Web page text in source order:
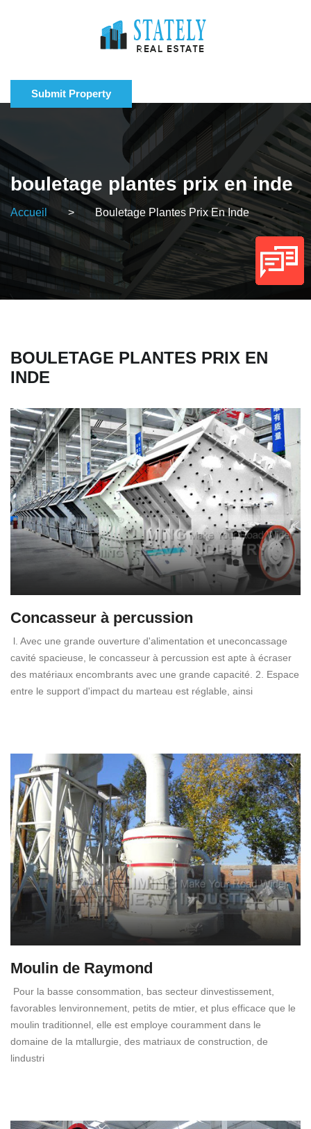
Submit Property
bouletage plantes prix en inde
Accueil > Bouletage Plantes Prix En Inde
BOULETAGE PLANTES PRIX EN
INDE
Concasseur à percussion
l. Avec une grande ouverture d'alimentation et uneconcassage
cavité spacieuse, le concasseur à percussion est apte à écraser
des matériaux encombrants avec une grande capacité. 2. Espace
entre le support d'impact du marteau est réglable, ainsi
Moulin de Raymond
Pour la basse consommation, bas secteur dinvestissement,
favorables lenvironnement, petits de mtier, et plus efficace que le
moulin traditionnel, elle est employe couramment dans le
domaine de la mtallurgie, des matriaux de construction, de
lindustri